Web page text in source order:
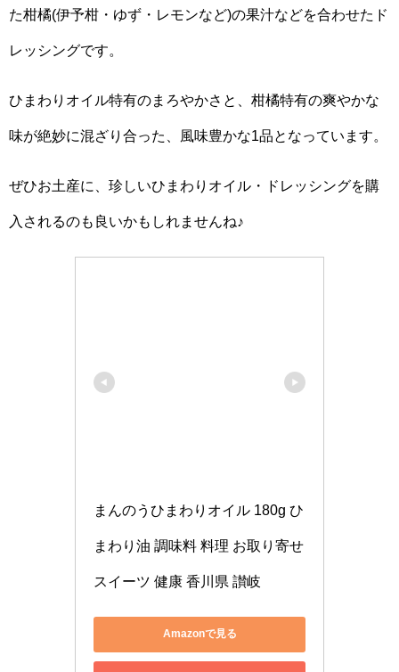
た柑橘(伊予柑・ゆず・レモンなど)の果汁などを合わせたド
レッシングです。
ひまわりオイル特有のまろやかさと、柑橘特有の爽やかな
味が絶妙に混ざり合った、風味豊かな1品となっています。
ぜひお土産に、珍しいひまわりオイル・ドレッシングを購
入されるのも良いかもしれませんね♪
まんのうひまわりオイル 180g ひ
まわり油 調味料 料理 お取り寄せ
スイーツ 健康 香川県 讃岐
Amazonで見る